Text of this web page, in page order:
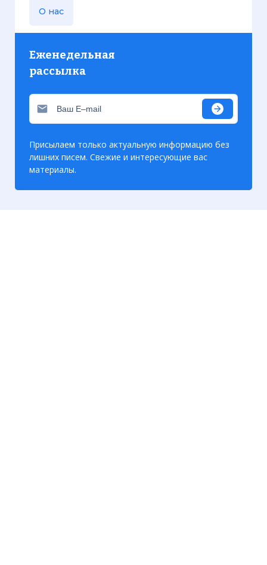
О нас
Еженедельная
рассылка
Присылаем только актуальную информацию без
лишних писем. Свежие и интересующие вас
материалы.